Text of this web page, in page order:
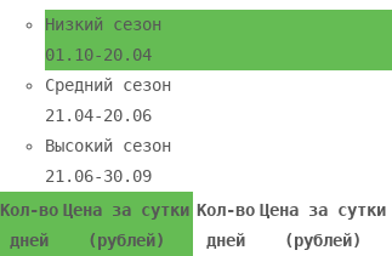
Низкий сезон
01.10-20.04
Средний сезон
21.04-20.06
Высокий сезон
21.06-30.09
Кол-во
дней
Цена за сутки
(рублей)
Кол-во
дней
Цена за сутки
(рублей)